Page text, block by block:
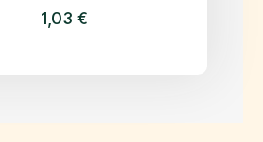
1,03 €